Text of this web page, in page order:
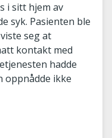
i sitt hjem av
syk. Pasienten ble
seg at
kontakt med
hadde
oppnådde ikke